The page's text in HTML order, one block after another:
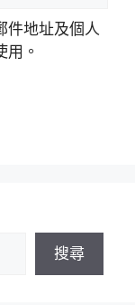
件地址及個人
。
搜尋